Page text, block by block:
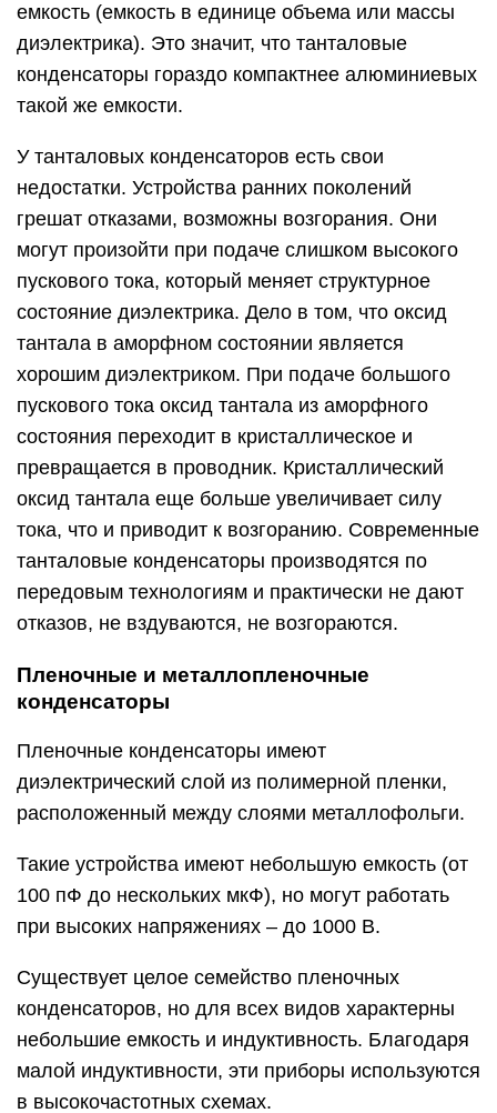
емкость (емкость в единице объема или массы
диэлектрика). Это значит, что танталовые
конденсаторы гораздо компактнее алюминиевых
такой же емкости.
У танталовых конденсаторов есть свои
недостатки. Устройства ранних поколений
грешат отказами, возможны возгорания. Они
могут произойти при подаче слишком высокого
пускового тока, который меняет структурное
состояние диэлектрика. Дело в том, что оксид
тантала в аморфном состоянии является
хорошим диэлектриком. При подаче большого
пускового тока оксид тантала из аморфного
состояния переходит в кристаллическое и
превращается в проводник. Кристаллический
оксид тантала еще больше увеличивает силу
тока, что и приводит к возгоранию. Современные
танталовые конденсаторы производятся по
передовым технологиям и практически не дают
отказов, не вздуваются, не возгораются.
Пленочные и металлопленочные
конденсаторы
Пленочные конденсаторы имеют
диэлектрический слой из полимерной пленки,
расположенный между слоями металлофольги.
Такие устройства имеют небольшую емкость (от
100 пФ до нескольких мкФ), но могут работать
при высоких напряжениях – до 1000 В.
Существует целое семейство пленочных
конденсаторов, но для всех видов характерны
небольшие емкость и индуктивность. Благодаря
малой индуктивности, эти приборы используются
в высокочастотных схемах.